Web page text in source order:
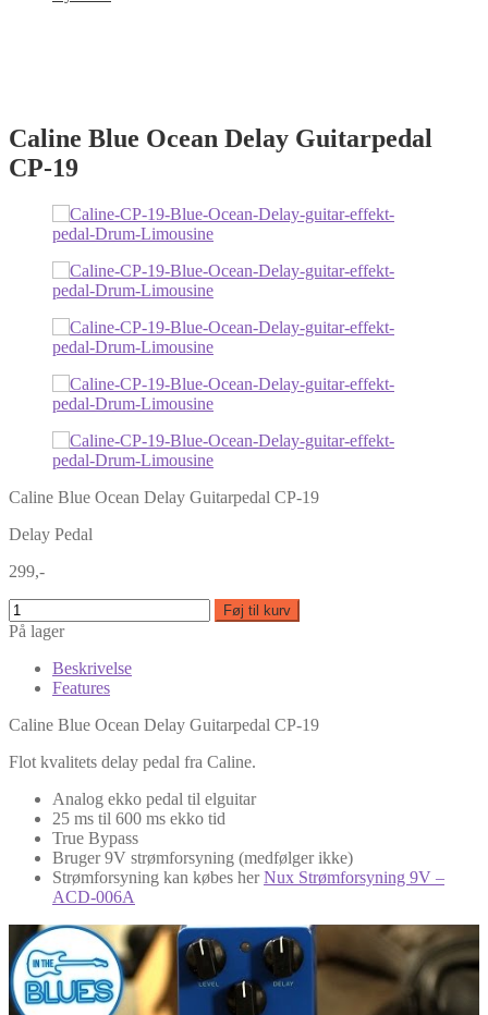
Caline Blue Ocean Delay Guitarpedal
CP-19
Caline Blue Ocean Delay Guitarpedal CP-19
Delay Pedal
299,-
Føj til kurv
På lager
Beskrivelse
Features
Caline Blue Ocean Delay Guitarpedal CP-19
Flot kvalitets delay pedal fra Caline.
Analog ekko pedal til elguitar
25 ms til 600 ms ekko tid
True Bypass
Bruger 9V strømforsyning (medfølger ikke)
Strømforsyning kan købes herNux Strømforsyning 9V –
ACD-006A